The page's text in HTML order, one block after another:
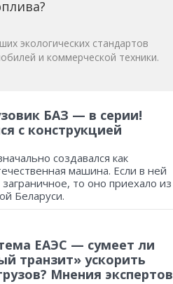
экологических стандартов
и коммерческой техники.
БАЗ — в серии!
с конструкцией
создавался как
машина. Если в ней
то оно приехало из
Беларуси.
ЕАЭС — сумеет ли
транзит» ускорить
Мнения экспертов